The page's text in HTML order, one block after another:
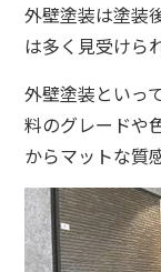
外壁塗装は塗装
は多く見受けら
外壁塗装といっ
料のグレードや
からマットな質